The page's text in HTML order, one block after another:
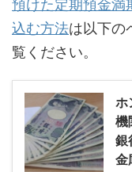
預けた定期預金満
込む方法は以下の
覧ください。
ホ
機
銀
金